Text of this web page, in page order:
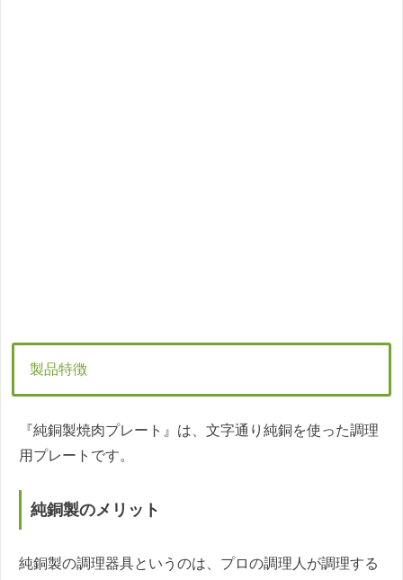
製品特徴
『純銅製焼肉プレート』は、文字通り純銅を使った調理
用プレートです。
純銅製のメリット
純銅製の調理器具というのは、プロの調理人が調理する